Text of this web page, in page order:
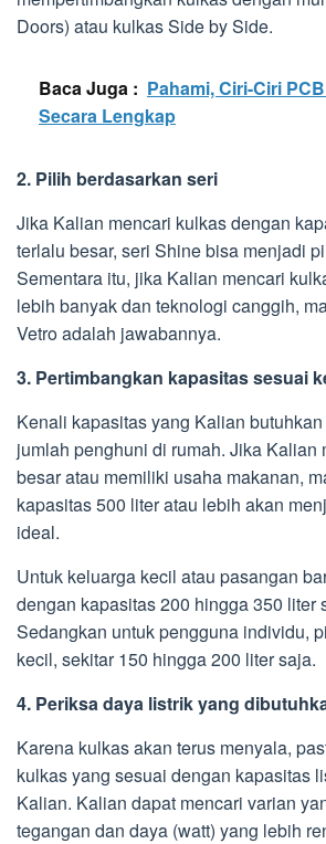
Doors) atau kulkas Side by Side.
Baca Juga : Pahami, Ciri-Ciri
Secara Lengkap
2. Pilih berdasarkan seri
Jika Kalian mencari kulkas dengan
terlalu besar, seri Shine bisa menjadi
Sementara itu, jika Kalian mencari
lebih banyak dan teknologi canggih,
Vetro adalah jawabannya.
3. Pertimbangkan kapasitas sesuai
Kenali kapasitas yang Kalian
jumlah penghuni di rumah. Jika Kalian
besar atau memiliki usaha makanan,
kapasitas 500 liter atau lebih akan
ideal.
Untuk keluarga kecil atau pasangan
dengan kapasitas 200 hingga 350 liter
Sedangkan untuk pengguna individu,
kecil, sekitar 150 hingga 200 liter saja.
4. Periksa daya listrik yang
Karena kulkas akan terus menyala,
kulkas yang sesuai dengan kapasitas
Kalian. Kalian dapat mencari varian
tegangan dan daya (watt) yang lebih